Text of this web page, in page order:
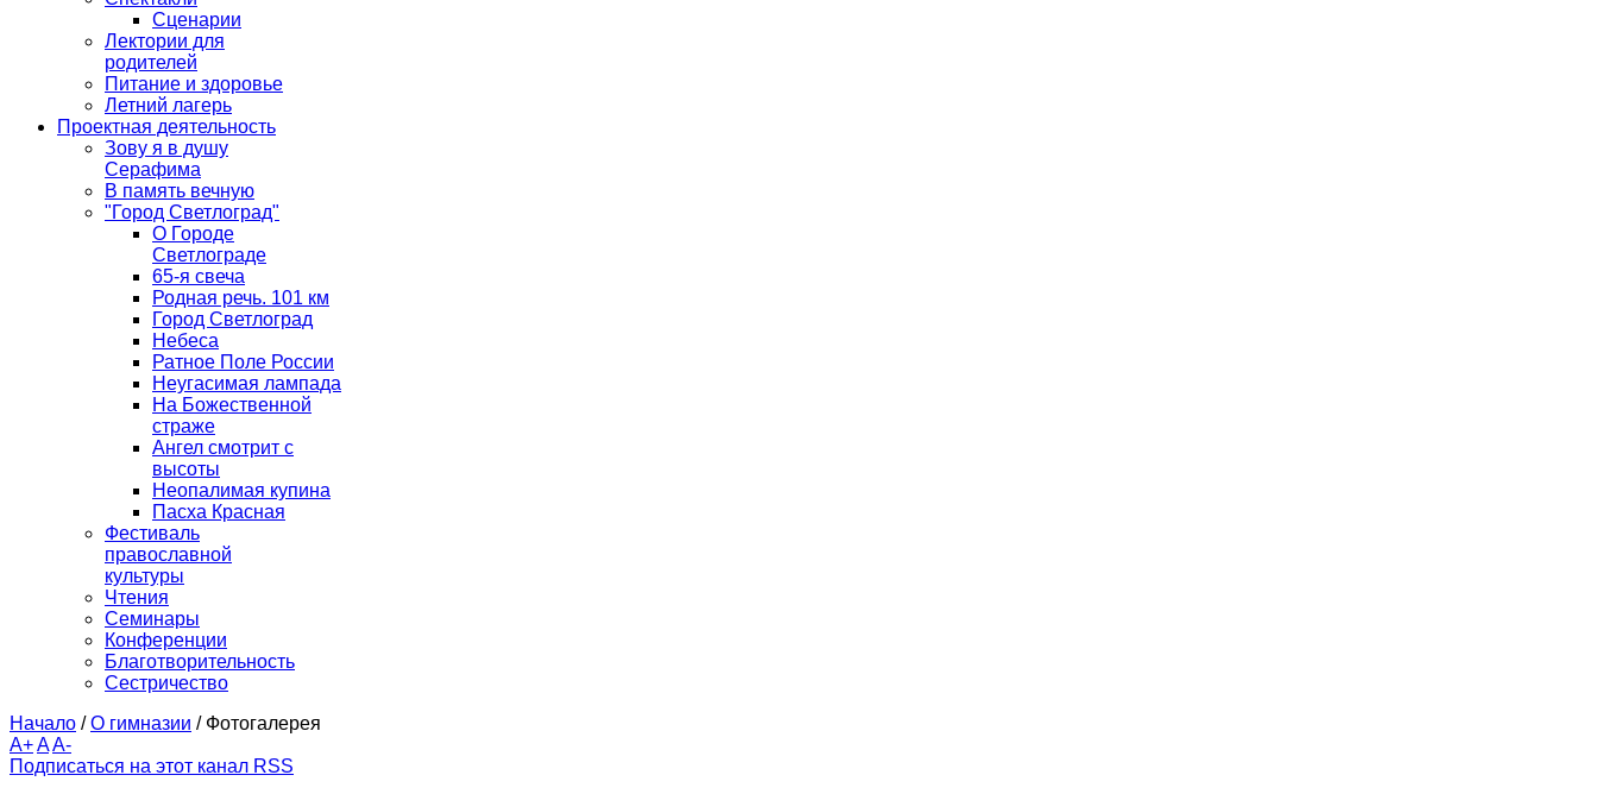
Сценарии
Лектории для
родителей
Питание и здоровье
Летний лагерь
Проектная деятельность
Зову я в душу
Серафима
В память вечную
"Город Светлоград"
О Городе
Светлограде
65-я свеча
Родная речь. 101 км
Город Светлоград
Небеса
Ратное Поле России
Неугасимая лампада
На Божественной
страже
Ангел смотрит с
высоты
Неопалимая купина
Пасха Красная
Фестиваль
православной
культуры
Чтения
Семинары
Конференции
Благотворительность
Сестричество
Начало / О гимназии / Фотогалерея
A+AA-
Подписаться на этот канал RSS